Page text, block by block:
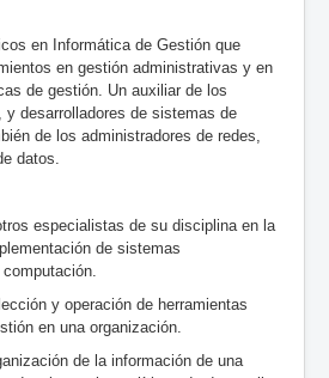
en Informática de Gestión que
en gestión administrativas y en
de gestión. Un auxiliar de los
y desarrolladores de sistemas de
de los administradores de redes,
datos.
especialistas de su disciplina en la
de sistemas
y operación de herramientas
en una organización.
de la información de una